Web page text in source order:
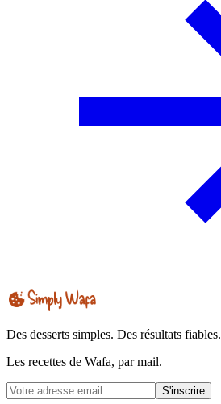
Des desserts simples. Des résultats fiables.
Les recettes de Wafa, par mail.
S'inscrire